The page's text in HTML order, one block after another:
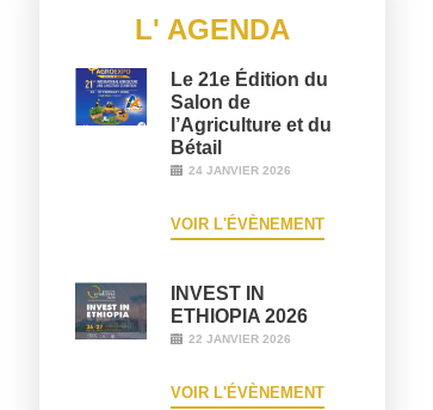
L' AGENDA
Le 21e Édition du
Salon de
l’Agriculture et du
Bétail
24 JANVIER 2026
VOIR L'ÉVÈNEMENT
INVEST IN
ETHIOPIA 2026
22 JANVIER 2026
VOIR L'ÉVÈNEMENT